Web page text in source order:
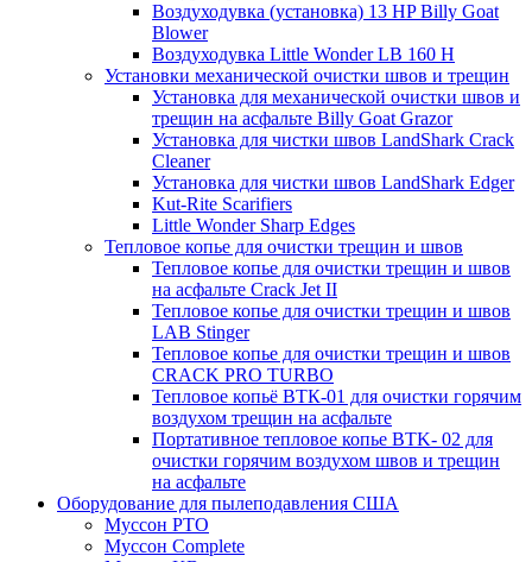
Воздуходувка (установка) 13 HP Billy Goat
Blower
Воздуходувка Little Wonder LB 160 H
Установки механической очистки швов и трещин
Установка для механической очистки швов и
трещин на асфальте Billy Goat Grazor
Установка для чистки швов LandShark Crack
Cleaner
Установка для чистки швов LandShark Edger
Kut-Rite Scarifiers
Little Wonder Sharp Edges
Тепловое копье для очистки трещин и швов
Тепловое копье для очистки трещин и швов
на асфальте Crack Jet II
Тепловое копье для очистки трещин и швов
LAB Stinger
Тепловое копье для очистки трещин и швов
CRACK PRO TURBO
Тепловое копьё ВТК-01 для очистки горячим
воздухом трещин на асфальте
Портативное тепловое копье BTK- 02 для
очистки горячим воздухом швов и трещин
на асфальте
Оборудование для пылеподавления США
Муссон PTO
Муссон Complete